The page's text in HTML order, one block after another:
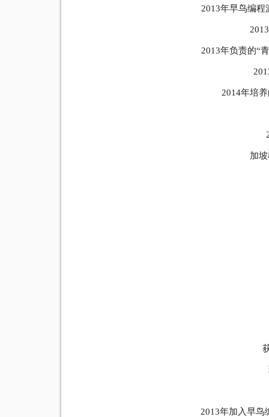
2013年早鸟编
2013年负责的“
2014年培
加
2013年加入早鸟